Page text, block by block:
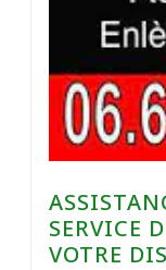
SERVICE
VOTRE